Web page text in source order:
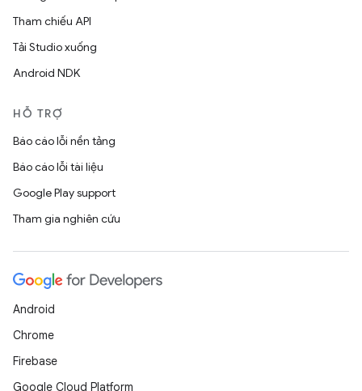
Tham chiếu API
Tải Studio xuống
Android NDK
HỖ TRỢ
Báo cáo lỗi nền tảng
Báo cáo lỗi tài liệu
Google Play support
Tham gia nghiên cứu
Android
Chrome
Firebase
Google Cloud Platform